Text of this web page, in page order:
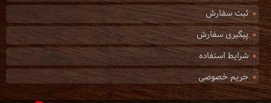
ثبت سفارش
پیگیری سفارش
شرایط استفاده
حریم خصوصی